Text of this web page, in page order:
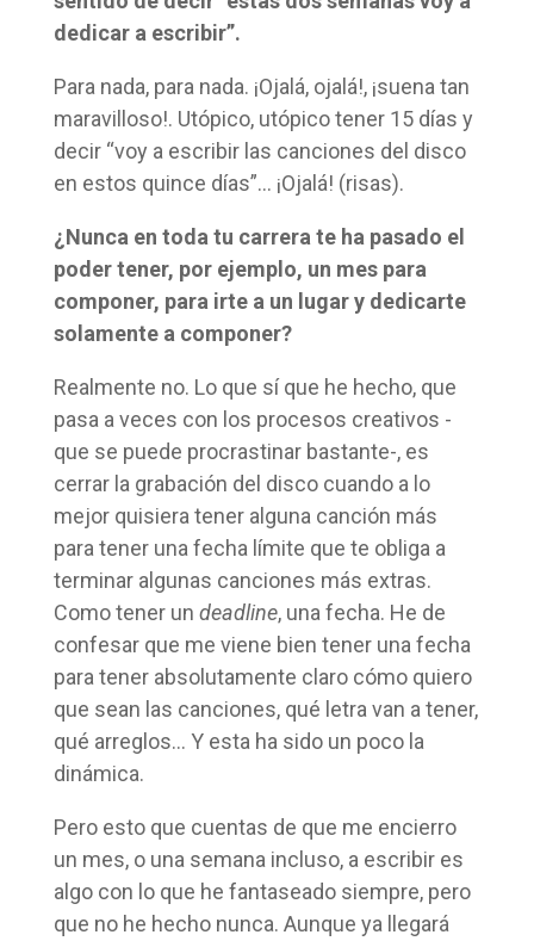
dedicar a escribir”.
Para nada, para nada. ¡Ojalá, ojalá!, ¡suena tan
maravilloso!. Utópico, utópico tener 15 días y
decir “voy a escribir las canciones del disco
en estos quince días”… ¡Ojalá! (risas).
¿Nunca en toda tu carrera te ha pasado el
poder tener, por ejemplo, un mes para
componer, para irte a un lugar y dedicarte
solamente a componer?
Realmente no. Lo que sí que he hecho, que
pasa a veces con los procesos creativos -
que se puede procrastinar bastante-, es
cerrar la grabación del disco cuando a lo
mejor quisiera tener alguna canción más
para tener una fecha límite que te obliga a
terminar algunas canciones más extras.
Como tener un deadline, una fecha. He de
confesar que me viene bien tener una fecha
para tener absolutamente claro cómo quiero
que sean las canciones, qué letra van a tener,
qué arreglos… Y esta ha sido un poco la
dinámica.
Pero esto que cuentas de que me encierro
un mes, o una semana incluso, a escribir es
algo con lo que he fantaseado siempre, pero
que no he hecho nunca. Aunque ya llegará